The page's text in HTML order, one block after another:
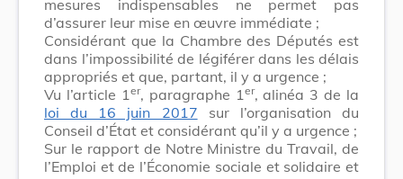
mesures indispensables ne permet pas
d’assurer leur mise en œuvre immédiate ;
Considérant que la Chambre des Députés est
dans l’impossibilité de légiférer dans les délais
appropriés et que, partant, il y a urgence ;
Vu l’article 1 er, paragraphe 1 er, alinéa 3 de la
loi du 16 juin 2017 sur l’organisation du
Conseil d’État et considérant qu’il y a urgence ;
Sur le rapport de Notre Ministre du Travail, de
l’Emploi et de l’Économie sociale et solidaire et